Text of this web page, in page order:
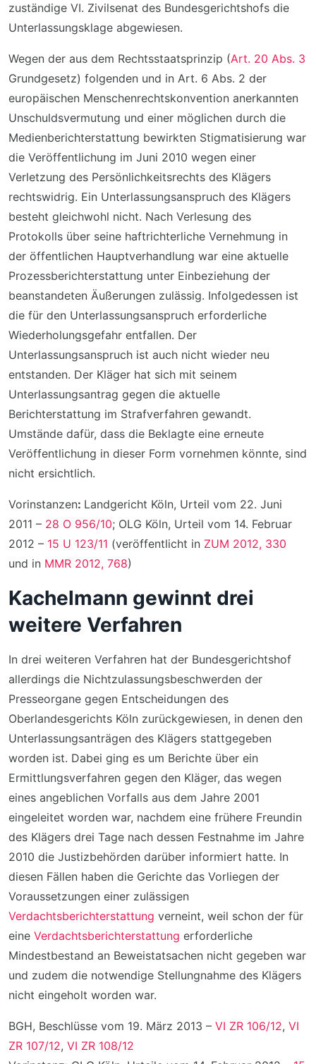
zuständige VI. Zivilsenat des Bundesgerichtshofs die
Unterlassungsklage abgewiesen.
Wegen der aus dem Rechtsstaatsprinzip (Art. 20 Abs. 3
Grundgesetz) folgenden und in Art. 6 Abs. 2 der
europäischen Menschenrechtskonvention anerkannten
Unschuldsvermutung und einer möglichen durch die
Medienberichterstattung bewirkten Stigmatisierung war
die Veröffentlichung im Juni 2010 wegen einer
Verletzung des Persönlichkeitsrechts des Klägers
rechtswidrig. Ein Unterlassungsanspruch des Klägers
besteht gleichwohl nicht. Nach Verlesung des
Protokolls über seine haftrichterliche Vernehmung in
der öffentlichen Hauptverhandlung war eine aktuelle
Prozessberichterstattung unter Einbeziehung der
beanstandeten Äußerungen zulässig. Infolgedessen ist
die für den Unterlassungsanspruch erforderliche
Wiederholungsgefahr entfallen. Der
Unterlassungsanspruch ist auch nicht wieder neu
entstanden. Der Kläger hat sich mit seinem
Unterlassungsantrag gegen die aktuelle
Berichterstattung im Strafverfahren gewandt.
Umstände dafür, dass die Beklagte eine erneute
Veröffentlichung in dieser Form vornehmen könnte, sind
nicht ersichtlich.
Vorinstanzen: Landgericht Köln, Urteil vom 22. Juni
2011 – 28 O 956/10; OLG Köln, Urteil vom 14. Februar
2012 – 15 U 123/11 (veröffentlicht in ZUM 2012, 330
und in MMR 2012, 768)
Kachelmann gewinnt drei
weitere Verfahren
In drei weiteren Verfahren hat der Bundesgerichtshof
allerdings die Nichtzulassungsbeschwerden der
Presseorgane gegen Entscheidungen des
Oberlandesgerichts Köln zurückgewiesen, in denen den
Unterlassungsanträgen des Klägers stattgegeben
worden ist. Dabei ging es um Berichte über ein
Ermittlungsverfahren gegen den Kläger, das wegen
eines angeblichen Vorfalls aus dem Jahre 2001
eingeleitet worden war, nachdem eine frühere Freundin
des Klägers drei Tage nach dessen Festnahme im Jahre
2010 die Justizbehörden darüber informiert hatte. In
diesen Fällen haben die Gerichte das Vorliegen der
Voraussetzungen einer zulässigen
Verdachtsberichterstattung verneint, weil schon der für
eine Verdachtsberichterstattung erforderliche
Mindestbestand an Beweistatsachen nicht gegeben war
und zudem die notwendige Stellungnahme des Klägers
nicht eingeholt worden war.
BGH, Beschlüsse vom 19. März 2013 – VI ZR 106/12, VI
ZR 107/12, VI ZR 108/12